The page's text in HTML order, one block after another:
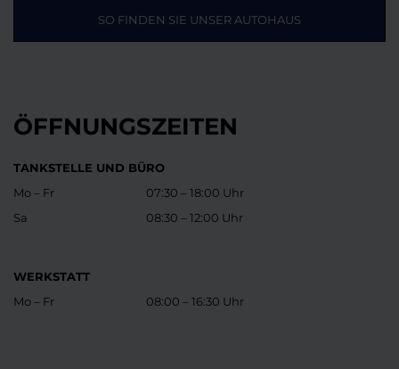
SO FINDEN SIE UNSER AUTOHAUS
ÖFFNUNGSZEITEN
TANKSTELLE UND BÜRO
Mo – Fr
Sa
07:30 – 18:00 Uhr
08:30 – 12:00 Uhr
WERKSTATT
Mo – Fr
08:00 – 16:30 Uhr